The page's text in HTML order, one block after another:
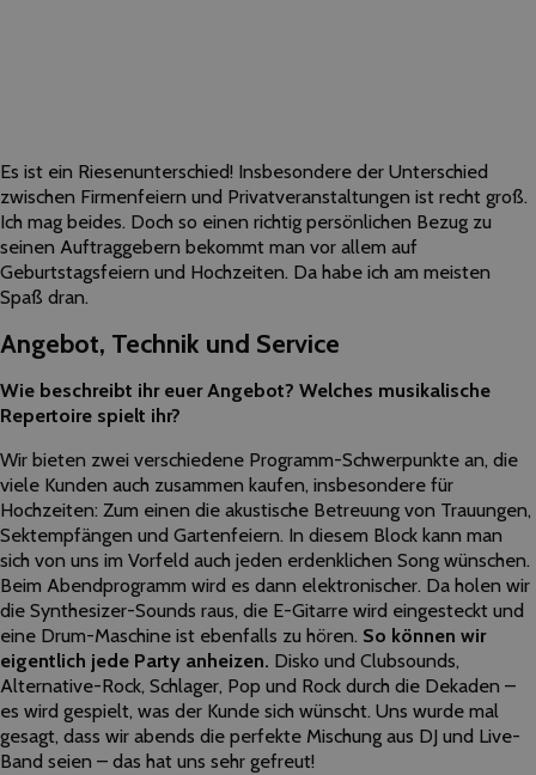
Es ist ein Riesenunterschied! Insbesondere der Unterschied
zwischen Firmenfeiern und Privatveranstaltungen ist recht groß.
Ich mag beides. Doch so einen richtig persönlichen Bezug zu
seinen Auftraggebern bekommt man vor allem auf
Geburtstagsfeiern und Hochzeiten. Da habe ich am meisten
Spaß dran.
Angebot, Technik und Service
Wie beschreibt ihr euer Angebot? Welches musikalische
Repertoire spielt ihr?
Wir bieten zwei verschiedene Programm-Schwerpunkte an, die
viele Kunden auch zusammen kaufen, insbesondere für
Hochzeiten: Zum einen die akustische Betreuung von Trauungen,
Sektempfängen und Gartenfeiern. In diesem Block kann man
sich von uns im Vorfeld auch jeden erdenklichen Song wünschen.
Beim Abendprogramm wird es dann elektronischer. Da holen wir
die Synthesizer-Sounds raus, die E-Gitarre wird eingesteckt und
eine Drum-Maschine ist ebenfalls zu hören. So können wir
eigentlich jede Party anheizen. Disko und Clubsounds,
Alternative-Rock, Schlager, Pop und Rock durch die Dekaden –
es wird gespielt, was der Kunde sich wünscht. Uns wurde mal
gesagt, dass wir abends die perfekte Mischung aus DJ und Live-
Band seien – das hat uns sehr gefreut!